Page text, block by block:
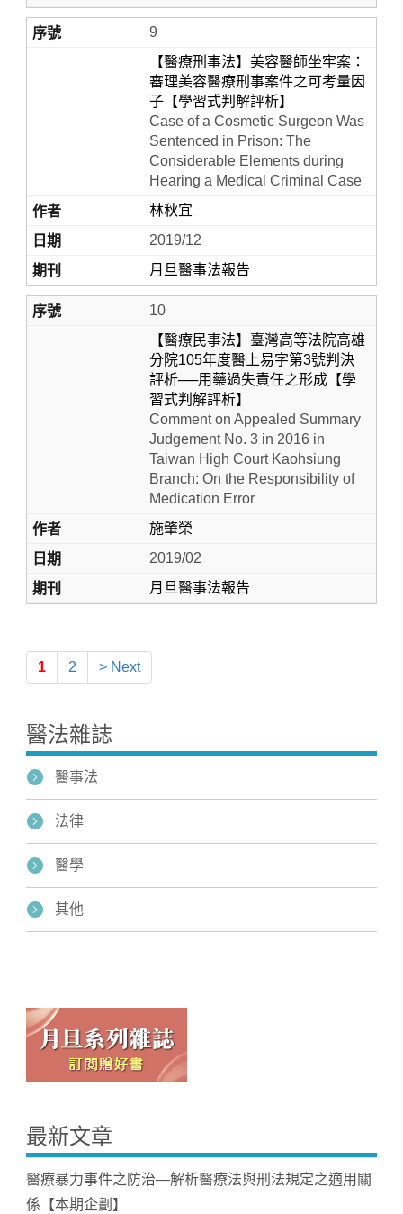
9
【醫療刑事法】美容醫師坐牢案：
審理美容醫療刑事案件之可考量因
子【學習式判解評析】
Case of a Cosmetic Surgeon Was
Sentenced in Prison: The
Considerable Elements during
Hearing a Medical Criminal Case
林秋宜
2019/12
月旦醫事法報告
10
【醫療民事法】臺灣高等法院高雄
分院105年度醫上易字第3號判決
評析──用藥過失責任之形成【學
習式判解評析】
Comment on Appealed Summary
Judgement No. 3 in 2016 in
Taiwan High Court Kaohsiung
Branch: On the Responsibility of
Medication Error
施肇榮
2019/02
月旦醫事法報告
1 2 > Next
醫法雜誌
醫事法
法律
醫學
其他
最新文章
醫療暴力事件之防治—解析醫療法與刑法規定之適用關
係【本期企劃】